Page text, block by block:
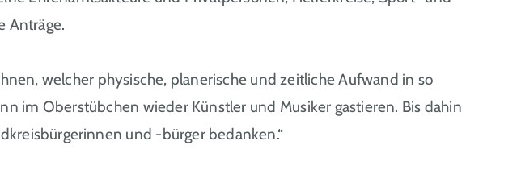
Anträge.
welcher physische, planerische und zeitliche Aufwand in so
im Oberstübchen wieder Künstler und Musiker gastieren. Bis dahin
und -bürger bedanken.“